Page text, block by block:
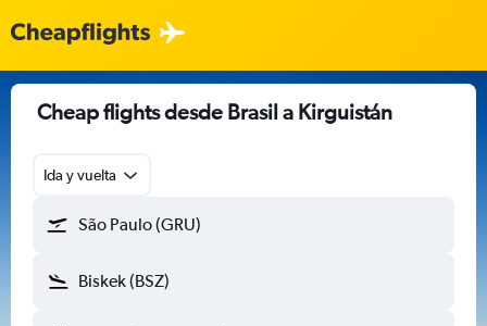
Cheap flights desde Brasil a Kirguistán
Ida y vuelta
São Paulo (GRU)
Biskek (BSZ)